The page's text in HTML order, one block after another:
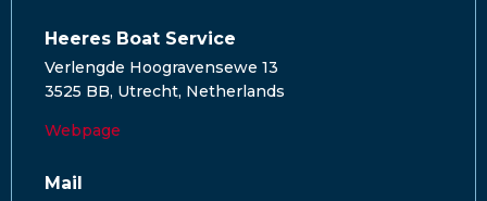
Heeres Boat Service
Verlengde Hoogravensewe 13
3525 BB, Utrecht, Netherlands
Webpage
Mail